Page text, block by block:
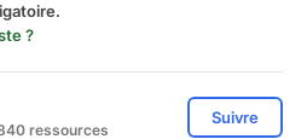
?
ressources
Suivre